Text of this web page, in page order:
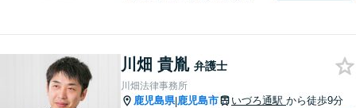
さい。依頼者様との信頼関係
を大切に解決へ向けて尽力い
たします。【休日・夜間対応
川畑 貴胤 弁護士
川畑法律事務所
鹿児島県|鹿児島市 いづろ通駅 から徒歩9分